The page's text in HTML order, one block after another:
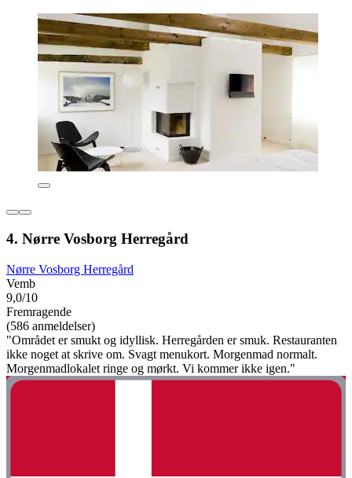
4. Nørre Vosborg Herregård
Nørre Vosborg Herregård
Vemb
9,0/10
Fremragende
(586 anmeldelser)
"Området er smukt og idyllisk. Herregården er smuk. Restauranten
ikke noget at skrive om. Svagt menukort. Morgenmad normalt.
Morgenmadlokalet ringe og mørkt. Vi kommer ikke igen."